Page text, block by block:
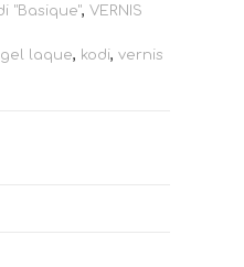
"Basique", VERNIS
gel laque, kodi, vernis